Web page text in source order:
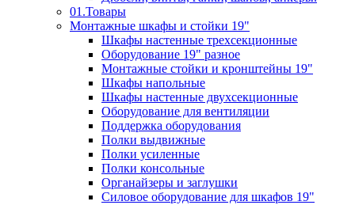
01.Товары
Монтажные шкафы и стойки 19"
Шкафы настенные трехсекционные
Оборудование 19" разное
Монтажные стойки и кронштейны 19"
Шкафы напольные
Шкафы настенные двухсекционные
Оборудование для вентиляции
Поддержка оборудования
Полки выдвижные
Полки усиленные
Полки консольные
Органайзеры и заглушки
Силовое оборудование для шкафов 19"